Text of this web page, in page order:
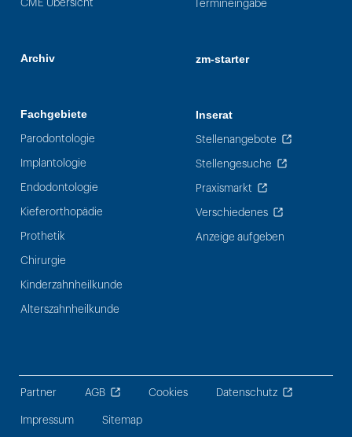
CME Übersicht
Archiv
Fachgebiete
Parodontologie
Implantologie
Endodontologie
Kieferorthopädie
Prothetik
Chirurgie
Kinderzahnheilkunde
Alterszahnheilkunde
Termineingabe
zm-starter
Inserat
Stellenangebote
Stellengesuche
Praxismarkt
Verschiedenes
Anzeige aufgeben
Partner AGB Cookies Datenschutz
Impressum Sitemap